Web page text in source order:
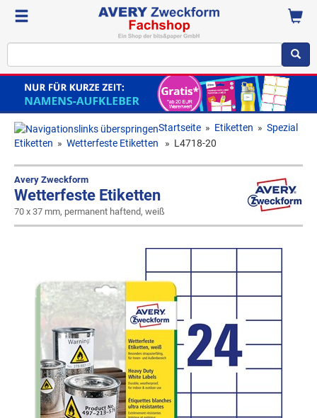
Startseite » Etiketten » Spezial
Etiketten » Wetterfeste Etiketten » L4718-20
Avery Zweckform
Wetterfeste Etiketten
70 x 37 mm, permanent haftend, weiß